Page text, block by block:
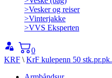
>Vesker og reiser
>Vinterjakke
>VVS Eksperten
0
KRF \ KrF kulepenn 50 stk.pr.pk.